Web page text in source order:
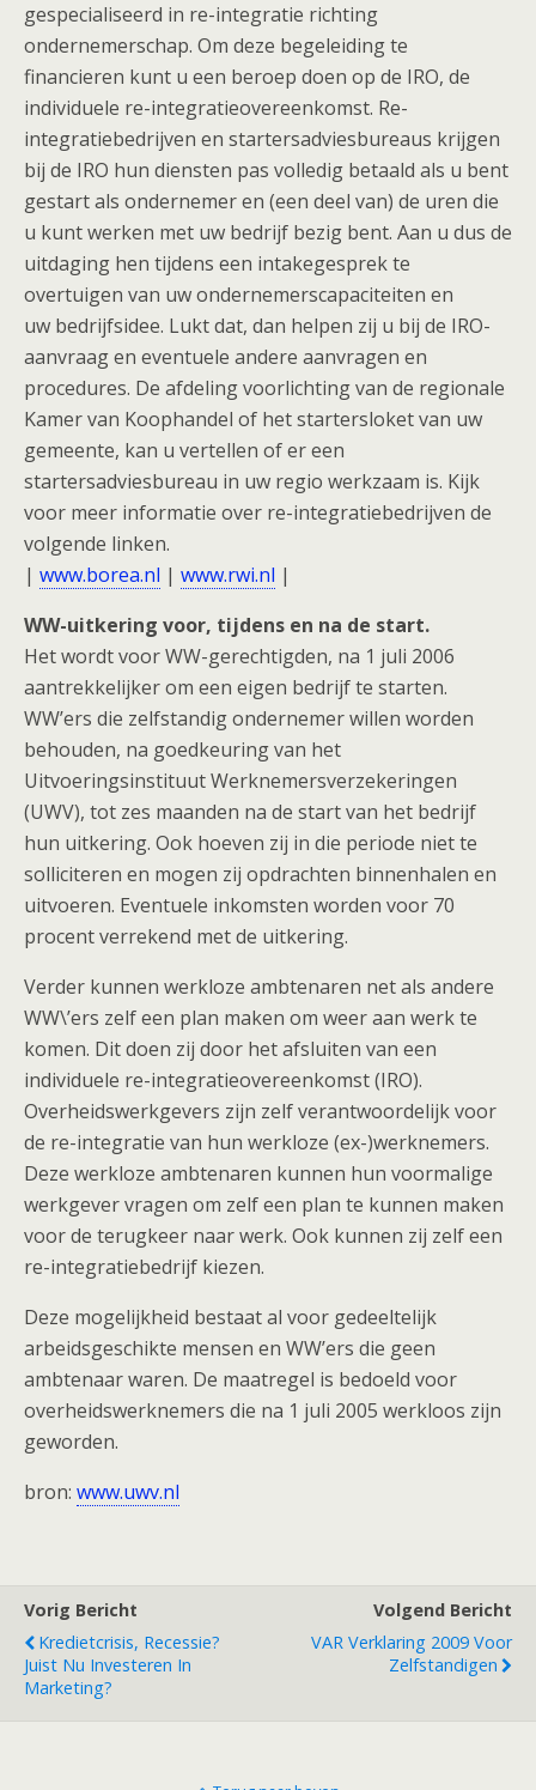
gespecialiseerd in re-integratie richting
ondernemerschap. Om deze begeleiding te
financieren kunt u een beroep doen op de IRO, de
individuele re-integratieovereenkomst. Re-
integratiebedrijven en startersadviesbureaus krijgen
bij de IRO hun diensten pas volledig betaald als u bent
gestart als ondernemer en (een deel van) de uren die
u kunt werken met uw bedrijf bezig bent. Aan u dus de
uitdaging hen tijdens een intakegesprek te
overtuigen van uw ondernemerscapaciteiten en
uw bedrijfsidee. Lukt dat, dan helpen zij u bij de IRO-
aanvraag en eventuele andere aanvragen en
procedures. De afdeling voorlichting van de regionale
Kamer van Koophandel of het startersloket van uw
gemeente, kan u vertellen of er een
startersadviesbureau in uw regio werkzaam is. Kijk
voor meer informatie over re-integratiebedrijven de
volgende linken.
| www.borea.nl | www.rwi.nl |
WW-uitkering voor, tijdens en na de start.
Het wordt voor WW-gerechtigden, na 1 juli 2006
aantrekkelijker om een eigen bedrijf te starten.
WW’ers die zelfstandig ondernemer willen worden
behouden, na goedkeuring van het
Uitvoeringsinstituut Werknemersverzekeringen
(UWV), tot zes maanden na de start van het bedrijf
hun uitkering. Ook hoeven zij in die periode niet te
solliciteren en mogen zij opdrachten binnenhalen en
uitvoeren. Eventuele inkomsten worden voor 70
procent verrekend met de uitkering.
Verder kunnen werkloze ambtenaren net als andere
WW\’ers zelf een plan maken om weer aan werk te
komen. Dit doen zij door het afsluiten van een
individuele re-integratieovereenkomst (IRO).
Overheidswerkgevers zijn zelf verantwoordelijk voor
de re-integratie van hun werkloze (ex-)werknemers.
Deze werkloze ambtenaren kunnen hun voormalige
werkgever vragen om zelf een plan te kunnen maken
voor de terugkeer naar werk. Ook kunnen zij zelf een
re-integratiebedrijf kiezen.
Deze mogelijkheid bestaat al voor gedeeltelijk
arbeidsgeschikte mensen en WW’ers die geen
ambtenaar waren. De maatregel is bedoeld voor
overheidswerknemers die na 1 juli 2005 werkloos zijn
geworden.
bron: www.uwv.nl
Vorig Bericht
Kredietcrisis, Recessie?
Juist Nu Investeren In
Marketing?
Volgend Bericht
VAR Verklaring 2009 Voor
Zelfstandigen